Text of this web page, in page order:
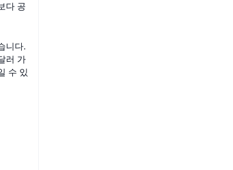
다 공
니다.
러 가
수 있